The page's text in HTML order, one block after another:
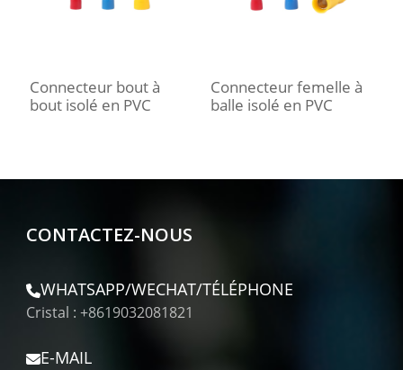
Connecteur bout à
bout isolé en PVC
Connecteur femelle à
balle isolé en PVC
CONTACTEZ-NOUS
WHATSAPP/WECHAT/TÉLÉPHONE
Cristal : +8619032081821
E-MAIL